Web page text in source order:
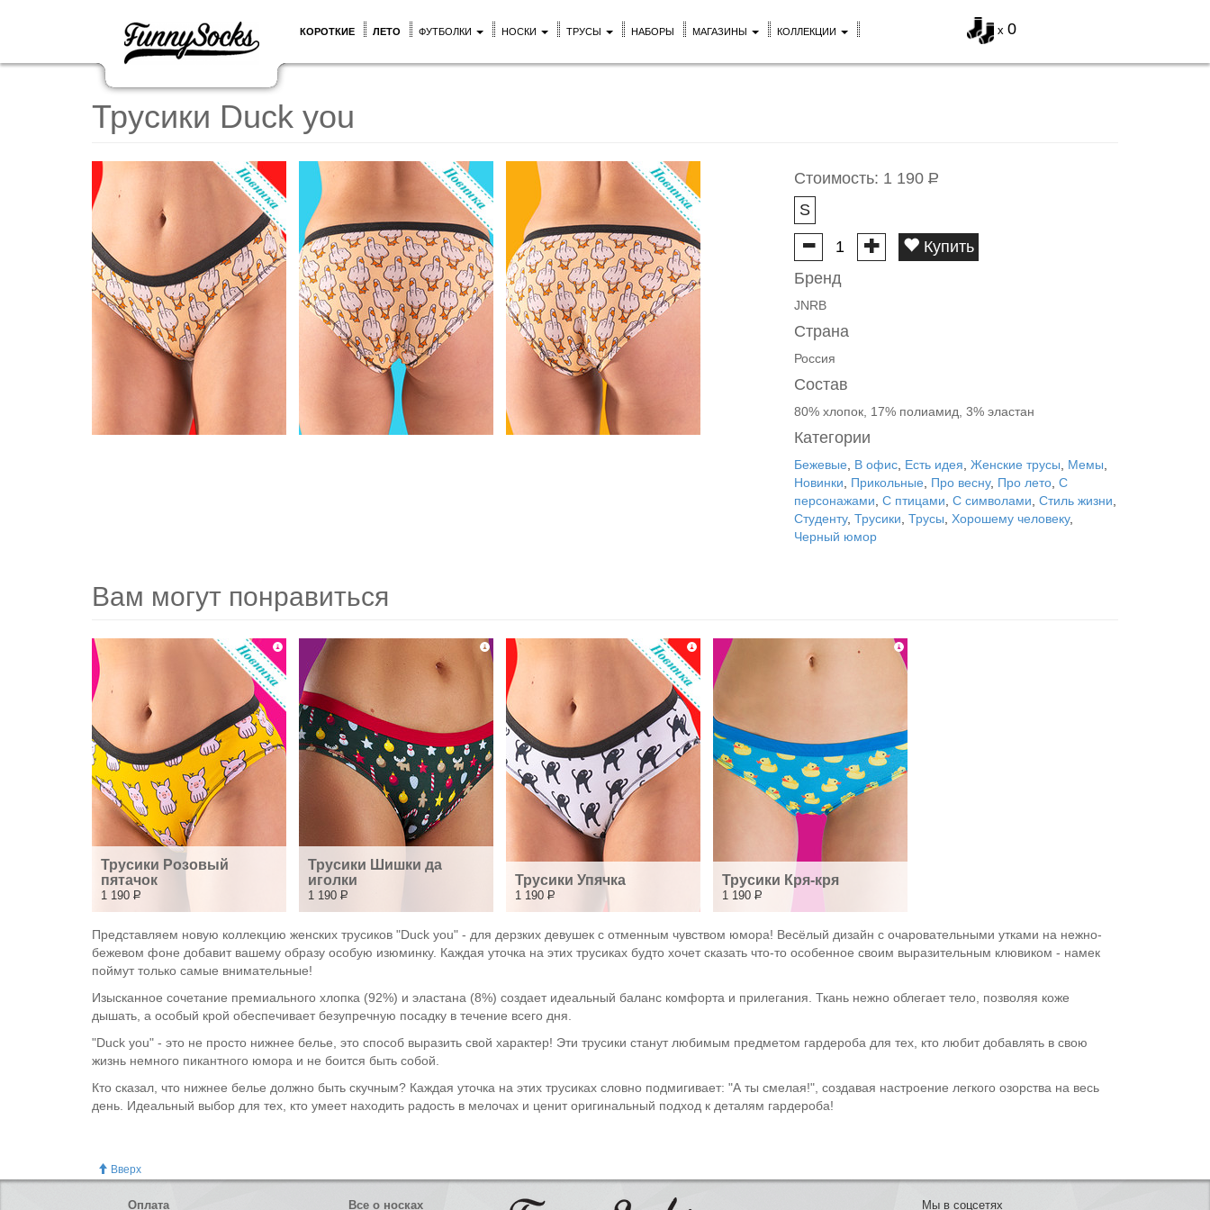
x 0
КОРОТКИЕ ЛЕТО ФУТБОЛКИ НОСКИ ТРУСЫ НАБОРЫ МАГАЗИНЫ КОЛЛЕКЦИИ
Трусики Duck you
Стоимость: 1 190 Р
S
Купить
Бренд
JNRB
Страна
Россия
Состав
80% хлопок, 17% полиамид, 3% эластан
Категории
Бежевые В офис Есть идея Женские трусы Мемы
Новинки
Прикольные Про весну, Про лето С
персонажами С птицами С символами Стиль жизни
Студенту, Трусики Трусы Хорошему человеку,
Черный юмор
Вам могут понравиться
Трусики Розовый
пятачок
1 190 Р
Трусики Шишки да
иголки
1 190 Р
Трусики Упячка
1 190 Р
Трусики Кря-кря
1 190 Р
Представляем новую коллекцию женских трусиков "Duck you" - для дерзких девушек с отменным чувством юмора! Весёлый дизайн с очаровательными утками на нежно-
бежевом фоне добавит вашему образу особую изюминку. Каждая уточка на этих трусиках будто хочет сказать что-то особенное своим выразительным клювиком - намек
поймут только самые внимательные!
Изысканное сочетание премиального хлопка (92%) и эластана (8%) создает идеальный баланс комфорта и прилегания. Ткань нежно облегает тело, позволяя коже
дышать, а особый крой обеспечивает безупречную посадку в течение всего дня.
"Duck you" - это не просто нижнее белье, это способ выразить свой характер! Эти трусики станут любимым предметом гардероба для тех, кто любит добавлять в свою
жизнь немного пикантного юмора и не боится быть собой.
Кто сказал, что нижнее белье должно быть скучным? Каждая уточка на этих трусиках словно подмигивает: "А ты смелая!", создавая настроение легкого озорства на весь
день. Идеальный выбор для тех, кто умеет находить радость в мелочах и ценит оригинальный подход к деталям гардероба!
Вверх
Оплата Все о носках Мы в соцсетях